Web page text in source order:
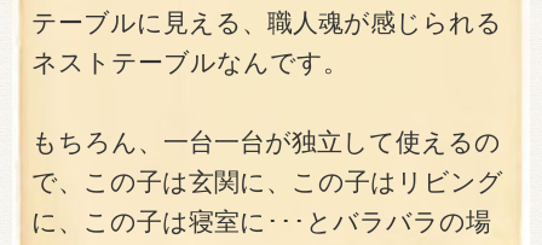
テーブルに見える、職人魂が感じられる
ネストテーブルなんです。
もちろん、一台一台が独立して使えるの
で、この子は玄関に、この子はリビング
に、この子は寝室に･･･とバラバラの場